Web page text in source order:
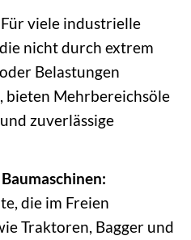
Für viele industrielle
nicht durch extrem
Belastungen
bieten Mehrbereichsöle
zuverlässige
die im Freien
Traktoren, Bagger und